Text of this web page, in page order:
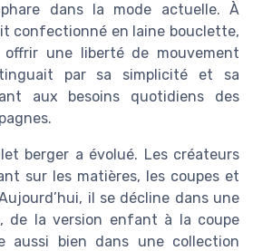
dans la mode actuelle. À
confectionné en laine bouclette,
offrir une liberté de mouvement
par sa simplicité et sa
aux besoins quotidiens des
berger a évolué. Les créateurs
sur les matières, les coupes et
il se décline dans une
de la version enfant à la coupe
aussi bien dans une collection